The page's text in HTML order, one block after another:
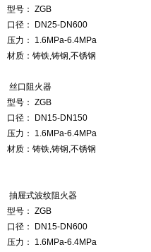
型号： ZGB
口径：
DN25-DN600
压力：
1.6MPa-6.4MPa
材质： 铸铁,铸钢,不锈钢
丝口阻火器
型号： ZGB
口径：
DN15-DN150
压力：
1.6MPa-6.4MPa
材质： 铸铁,铸钢,不锈钢
抽屉式波纹阻火器
型号： ZGB
口径：
DN15-DN600
压力：
1.6MPa-6.4MPa